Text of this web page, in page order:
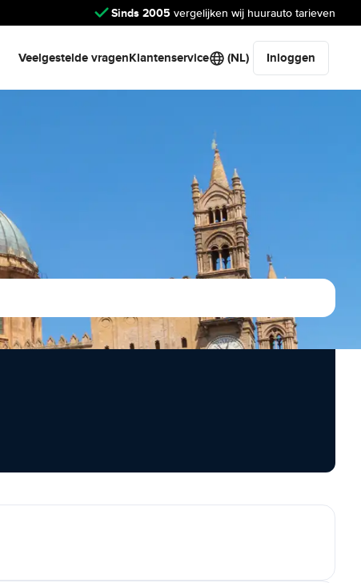
Sinds 2005 vergelijken wij huurauto tarieven
Veelgestelde vragenKlantenservice (NL) Inloggen